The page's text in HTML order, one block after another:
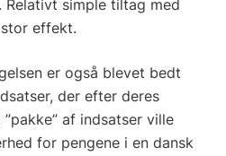
simple tiltag med
effekt.
er også blevet bedt
der efter deres
af indsatser ville
for pengene i en dansk